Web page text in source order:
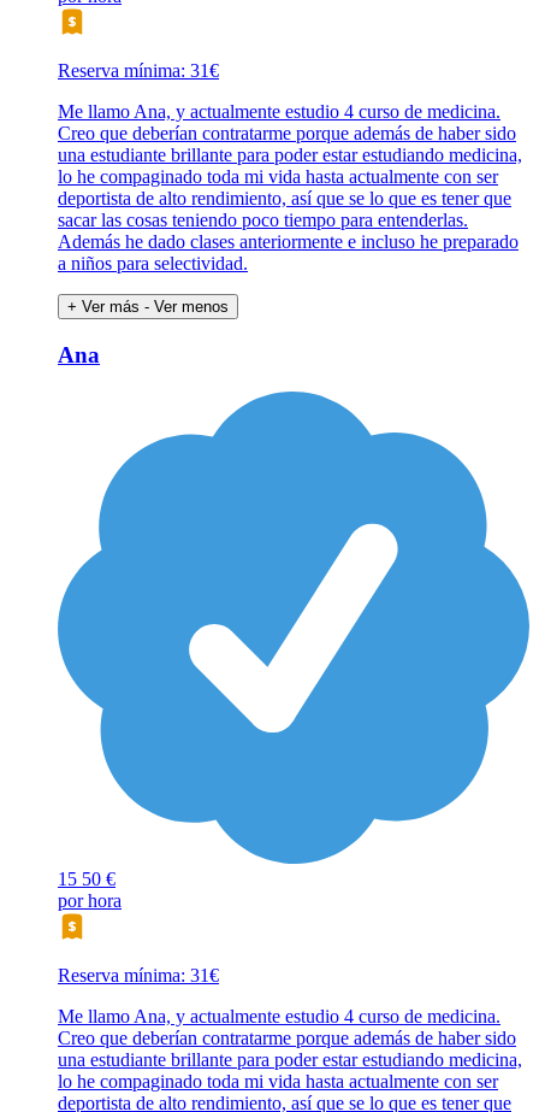
Reserva mínima: 31€
Me llamo Ana, y actualmente estudio 4 curso de medicina.
Creo que deberían contratarme porque además de haber sido
una estudiante brillante para poder estar estudiando medicina,
lo he compaginado toda mi vida hasta actualmente con ser
deportista de alto rendimiento, así que se lo que es tener que
sacar las cosas teniendo poco tiempo para entenderlas.
Además he dado clases anteriormente e incluso he preparado
a niños para selectividad.
+ Ver más - Ver menos
Ana
15 50 €
por hora
Reserva mínima: 31€
Me llamo Ana, y actualmente estudio 4 curso de medicina.
Creo que deberían contratarme porque además de haber sido
una estudiante brillante para poder estar estudiando medicina,
lo he compaginado toda mi vida hasta actualmente con ser
deportista de alto rendimiento, así que se lo que es tener que